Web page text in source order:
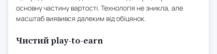
основну частину вартості. Технологія не зникла, але
масштаб виявився далеким від обіцянок.
Чистий play-to-earn